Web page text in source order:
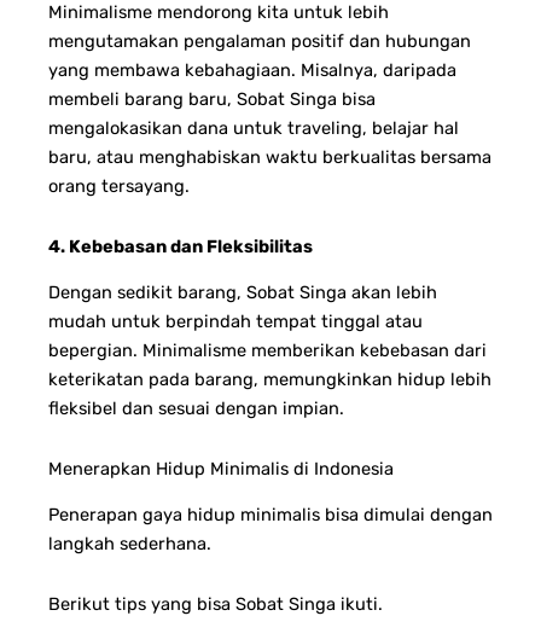
Minimalisme mendorong kita untuk lebih
mengutamakan pengalaman positif dan hubungan
yang membawa kebahagiaan. Misalnya, daripada
membeli barang baru, Sobat Singa bisa
mengalokasikan dana untuk traveling, belajar hal
baru, atau menghabiskan waktu berkualitas bersama
orang tersayang.
4. Kebebasan dan Fleksibilitas
Dengan sedikit barang, Sobat Singa akan lebih
mudah untuk berpindah tempat tinggal atau
bepergian. Minimalisme memberikan kebebasan dari
keterikatan pada barang, memungkinkan hidup lebih
fleksibel dan sesuai dengan impian.
Menerapkan Hidup Minimalis di Indonesia
Penerapan gaya hidup minimalis bisa dimulai dengan
langkah sederhana.
Berikut tips yang bisa Sobat Singa ikuti.